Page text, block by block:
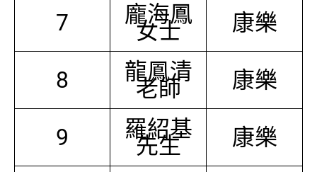
7 龐海鳳
女士 康樂
8 龍鳳清
老師 康樂
9 羅紹基
先生 康樂